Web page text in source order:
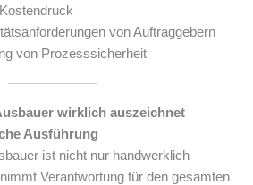
von Auftraggebern
von Prozesssicherheit
wirklich auszeichnet
Ausführung
ist nicht nur handwerklich
Verantwortung für den gesamten